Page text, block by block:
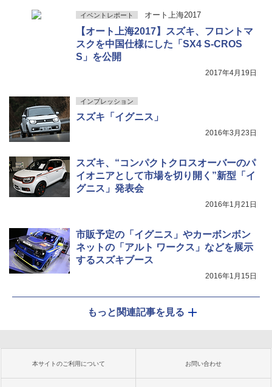
イベントレポート オート上海2017
【オート上海2017】スズキ、フロントマ
スクを中国仕様にした「SX4 S-CROS
S」を公開
2017年4月19日
インプレッション
スズキ「イグニス」
2016年3月23日
スズキ、“コンパクトクロスオーバーのパ
イオニアとして市場を切り開く”新型「イ
グニス」発表会
2016年1月21日
市販予定の「イグニス」やカーボンボン
ネットの「アルト ワークス」などを展示
するスズキブース
2016年1月15日
もっと関連記事を見る
本サイトのご利用について お問い合わせ